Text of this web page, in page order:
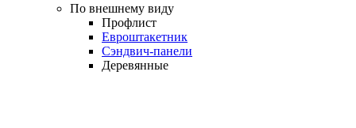
По внешнему виду
Профлист
Евроштакетник
Сэндвич-панели
Деревянные